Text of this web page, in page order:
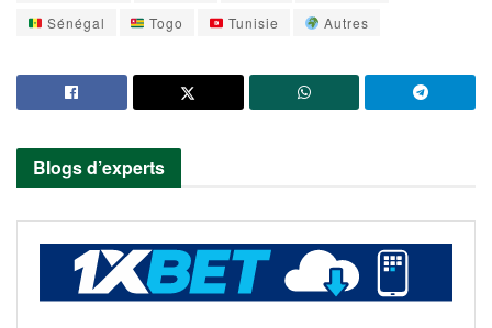
Sénégal
Togo Tunisie Autres
Blogs d’experts